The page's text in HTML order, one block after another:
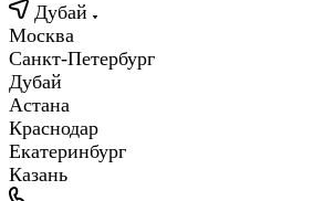
Дубай
Москва
Санкт-Петербург
Дубай
Астана
Краснодар
Екатеринбург
Казань